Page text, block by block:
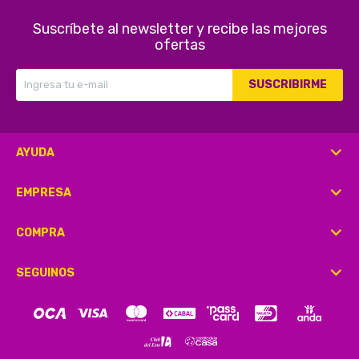
Suscríbete al newsletter y recibe las mejores
ofertas
SUSCRIBIRME
AYUDA
EMPRESA
COMPRA
SEGUINOS